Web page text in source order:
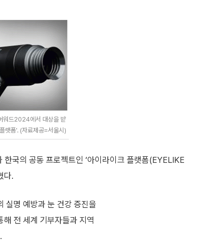
워드2024에서 대상을 받
랫폼'. (자료제공=서울시)
국의 공동 프로젝트인 ‘아이라이크 플랫폼(EYELIKE
다.
실명 예방과 눈 건강 증진을
전 세계 기부자들과 지역